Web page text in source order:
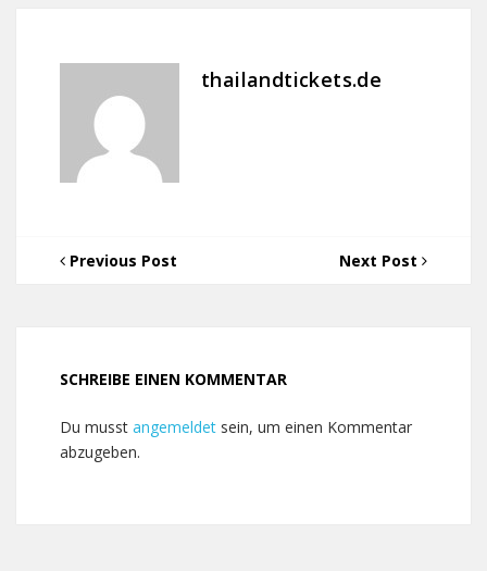
thailandtickets.de
Previous Post Next Post
SCHREIBE EINEN KOMMENTAR
Du musst angemeldet sein, um einen Kommentar
abzugeben.